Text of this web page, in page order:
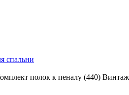
спальни
полок к пеналу (440)